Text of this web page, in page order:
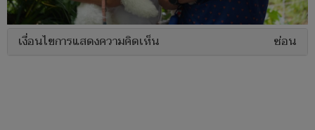
เงื่อนไขการแสดงความคิดเห็น ซ่อน